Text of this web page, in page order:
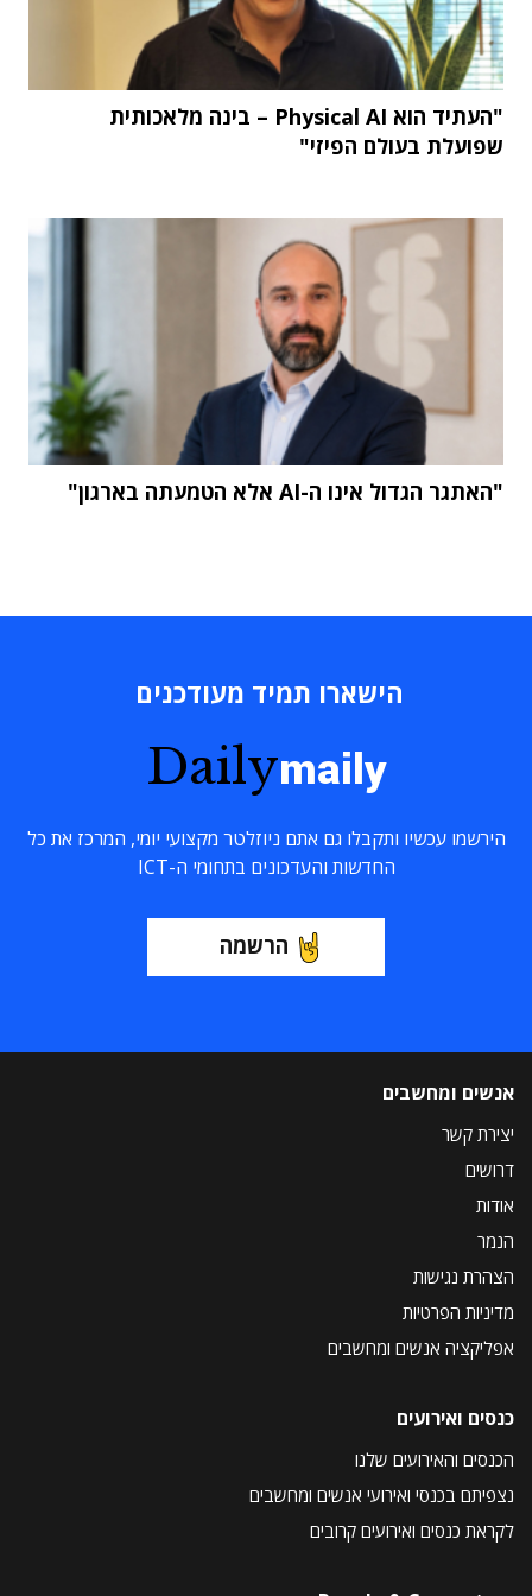
"העתיד הוא Physical AI – בינה מלאכותית
שפועלת בעולם הפיזי"
"האתגר הגדול אינו ה-AI אלא הטמעתה בארגון"
הישארו תמיד מעודכנים
Dailymaily
הירשמו עכשיו ותקבלו גם אתם ניוזלטר מקצועי יומי, המרכז את כל
החדשות והעדכונים בתחומי ה-ICT
הרשמה
אנשים ומחשבים
יצירת קשר
דרושים
אודות
הנמר
הצהרת נגישות
מדיניות הפרטיות
אפליקציה אנשים ומחשבים
כנסים ואירועים
הכנסים והאירועים שלנו
נצפיתם בכנסי ואירועי אנשים ומחשבים
לקראת כנסים ואירועים קרובים